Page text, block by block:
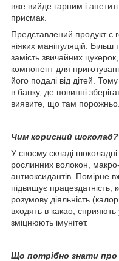
вже вийде гарним і
присмак.
Представлений продукт є
ніяких маніпуляцій. Більш
замість звичайних
компонент для
його подалі від дітей.
в банку, де повинні
виявите, що там порожньо.
Чим корисний шоколад?
У своєму складі шоколадні
рослинних волокон,
антиоксидантів. Помірне
підвищує
розумову діяльність
входять в какао, сприяють
зміцнюють імунітет.
Що потрібно знати